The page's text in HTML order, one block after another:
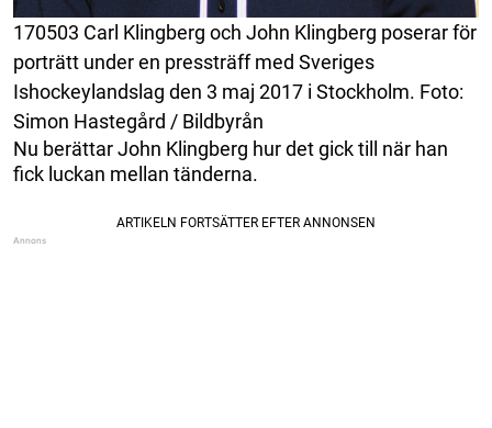
170503 Carl Klingberg och John Klingberg poserar för
porträtt under en pressträff med Sveriges
Ishockeylandslag den 3 maj 2017 i Stockholm. Foto:
Simon Hastegård / Bildbyrån
Nu berättar John Klingberg hur det gick till när han
fick luckan mellan tänderna.